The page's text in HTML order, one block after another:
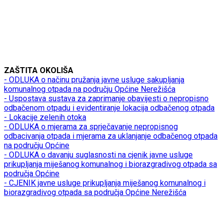
ZAŠTITA OKOLIŠA
- ODLUKA o načinu pružanja javne usluge sakupljanja
komunalnog otpada na području Općine Nerežišća
- Uspostava sustava za zaprimanje obavijesti o nepropisno
odbačenom otpadu i evidentiranje lokacija odbačenog otpada
- Lokacije zelenih otoka
- ODLUKA o mjerama za sprječavanje nepropisnog
odbacivanja otpada i mjerama za uklanjanje odbačenog otpada
na području Općine
- ODLUKA o davanju suglasnosti na cjenik javne usluge
prikupljanja miješanog komunalnog i biorazgradivog otpada sa
područja Općine
- CJENIK javne usluge prikupljanja miješanog komunalnog i
biorazgradivog otpada sa područja Općine Nerežišća